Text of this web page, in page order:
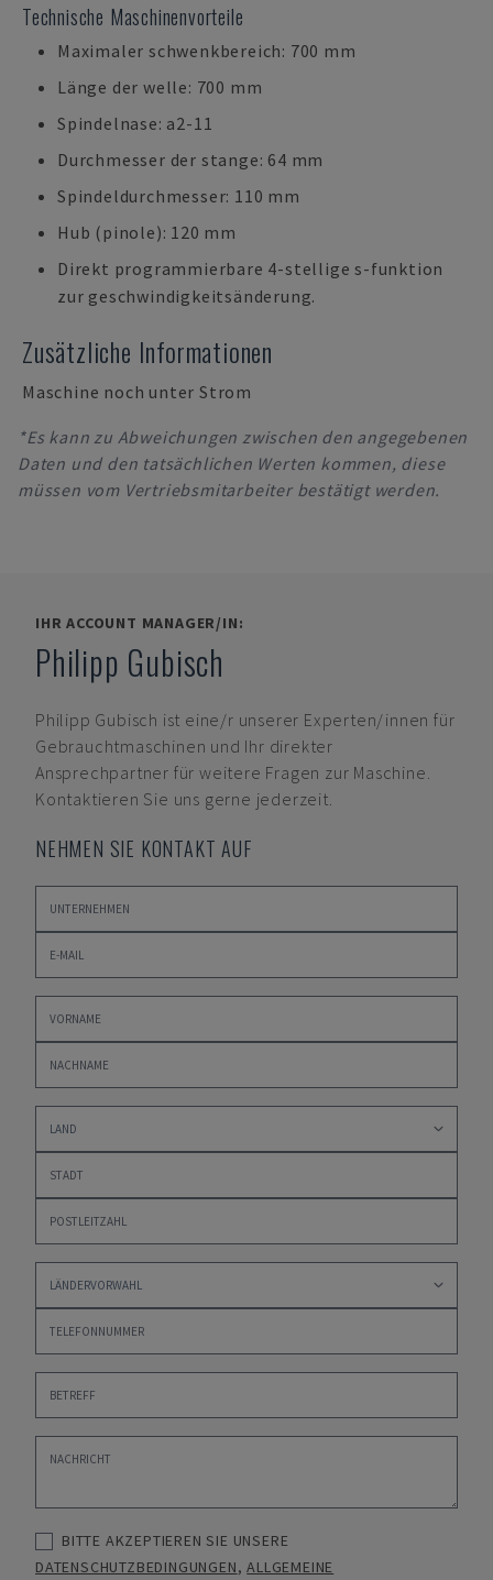
Technische Maschinenvorteile
Maximaler schwenkbereich: 700 mm
Länge der welle: 700 mm
Spindelnase: a2-11
Durchmesser der stange: 64 mm
Spindeldurchmesser: 110 mm
Hub (pinole): 120 mm
Direkt programmierbare 4-stellige s-funktion
zur geschwindigkeitsänderung.
Zusätzliche Informationen
Maschine noch unter Strom
*Es kann zu Abweichungen zwischen den angegebenen
Daten und den tatsächlichen Werten kommen, diese
müssen vom Vertriebsmitarbeiter bestätigt werden.
IHR ACCOUNT MANAGER/IN:
Philipp Gubisch
Philipp Gubisch ist eine/r unserer Experten/innen für
Gebrauchtmaschinen und Ihr direkter
Ansprechpartner für weitere Fragen zur Maschine.
Kontaktieren Sie uns gerne jederzeit.
NEHMEN SIE KONTAKT AUF
BITTE AKZEPTIEREN SIE UNSERE
DATENSCHUTZBEDINGUNGEN,ALLGEMEINE